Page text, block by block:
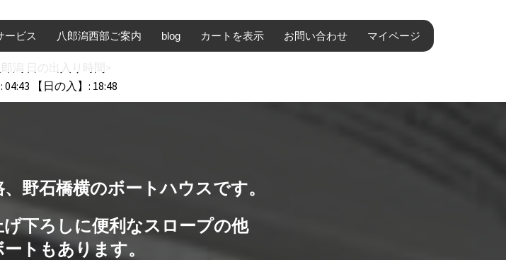
ービス 八郎潟西部ご案内 blog カートを表示 お問い合わせ マイページ
潟 日の出入り時間>
04:43 【日の入】: 18:48
野石橋横のボートハウスです。
下ろしに便利なスロープの他
トもあります。